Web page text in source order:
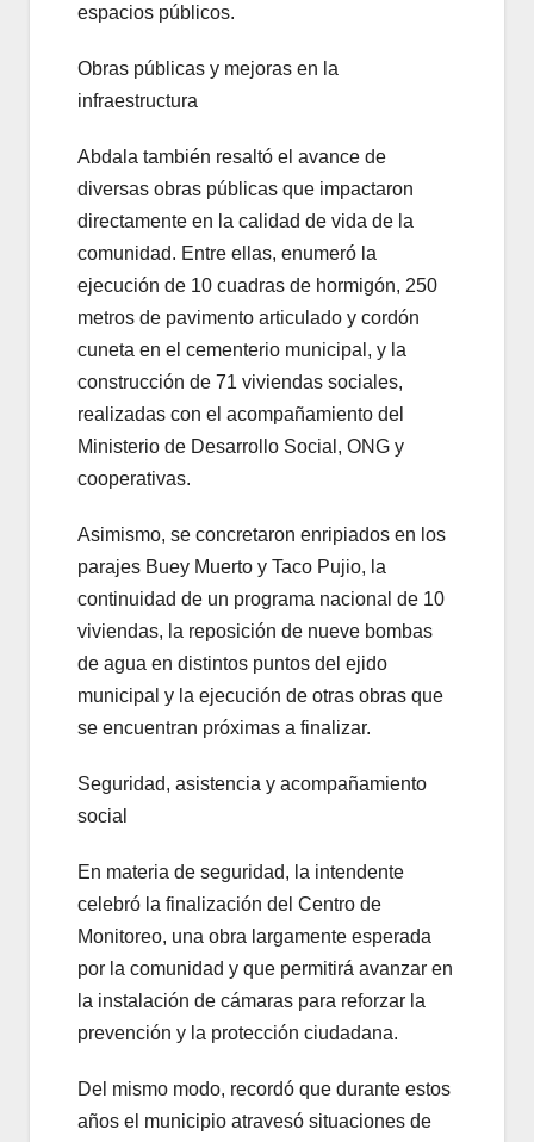
espacios públicos.
Obras públicas y mejoras en la
infraestructura
Abdala también resaltó el avance de
diversas obras públicas que impactaron
directamente en la calidad de vida de la
comunidad. Entre ellas, enumeró la
ejecución de 10 cuadras de hormigón, 250
metros de pavimento articulado y cordón
cuneta en el cementerio municipal, y la
construcción de 71 viviendas sociales,
realizadas con el acompañamiento del
Ministerio de Desarrollo Social, ONG y
cooperativas.
Asimismo, se concretaron enripiados en los
parajes Buey Muerto y Taco Pujio, la
continuidad de un programa nacional de 10
viviendas, la reposición de nueve bombas
de agua en distintos puntos del ejido
municipal y la ejecución de otras obras que
se encuentran próximas a finalizar.
Seguridad, asistencia y acompañamiento
social
En materia de seguridad, la intendente
celebró la finalización del Centro de
Monitoreo, una obra largamente esperada
por la comunidad y que permitirá avanzar en
la instalación de cámaras para reforzar la
prevención y la protección ciudadana.
Del mismo modo, recordó que durante estos
años el municipio atravesó situaciones de